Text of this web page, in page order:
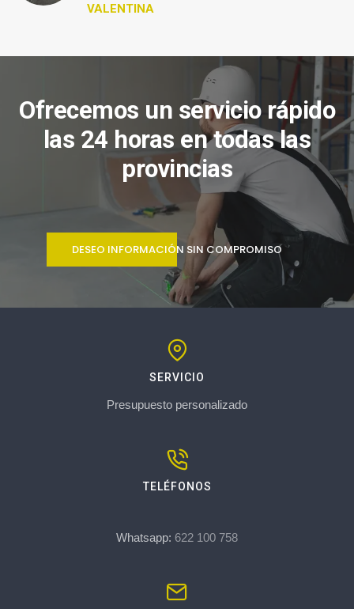
VALENTINA
Ofrecemos un servicio rápido
las 24 horas en todas las
provincias
DESEO INFORMACIÓN SIN COMPROMISO
SERVICIO
Presupuesto personalizado
TELÉFONOS
Whatsapp: 622 100 758